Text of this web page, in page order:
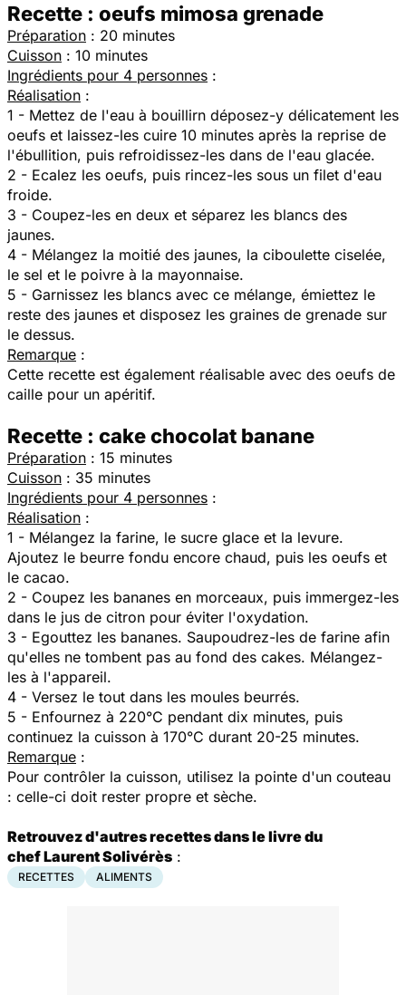
Recette : oeufs mimosa grenade
Préparation : 20 minutes
Cuisson : 10 minutes
Ingrédients pour 4 personnes :
Réalisation :
1 - Mettez de l'eau à bouillirn déposez-y délicatement les
oeufs et laissez-les cuire 10 minutes après la reprise de
l'ébullition, puis refroidissez-les dans de l'eau glacée.
2 - Ecalez les oeufs, puis rincez-les sous un filet d'eau
froide.
3 - Coupez-les en deux et séparez les blancs des
jaunes.
4 - Mélangez la moitié des jaunes, la ciboulette ciselée,
le sel et le poivre à la mayonnaise.
5 - Garnissez les blancs avec ce mélange, émiettez le
reste des jaunes et disposez les graines de grenade sur
le dessus.
Remarque :
Cette recette est également réalisable avec des oeufs de
caille pour un apéritif.
Recette : cake chocolat banane
Préparation : 15 minutes
Cuisson : 35 minutes
Ingrédients pour 4 personnes :
Réalisation :
1 - Mélangez la farine, le sucre glace et la levure.
Ajoutez le beurre fondu encore chaud, puis les oeufs et
le cacao.
2 - Coupez les bananes en morceaux, puis immergez-les
dans le jus de citron pour éviter l'oxydation.
3 - Egouttez les bananes. Saupoudrez-les de farine afin
qu'elles ne tombent pas au fond des cakes. Mélangez-
les à l'appareil.
4 - Versez le tout dans les moules beurrés.
5 - Enfournez à 220°C pendant dix minutes, puis
continuez la cuisson à 170°C durant 20-25 minutes.
Remarque :
Pour contrôler la cuisson, utilisez la pointe d'un couteau
: celle-ci doit rester propre et sèche.
Retrouvez d'autres recettes dans le livre du
chef Laurent Solivérès :
RECETTES ALIMENTS